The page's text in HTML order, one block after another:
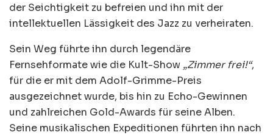
der Seichtigkeit zu befreien und ihn mit der
intellektuellen Lässigkeit des Jazz zu verheiraten.
Sein Weg führte ihn durch legendäre
Fernsehformate wie die Kult-Show „Zimmer frei!“,
für die er mit dem Adolf-Grimme-Preis
ausgezeichnet wurde, bis hin zu Echo-Gewinnen
und zahlreichen Gold-Awards für seine Alben.
Seine musikalischen Expeditionen führten ihn nach